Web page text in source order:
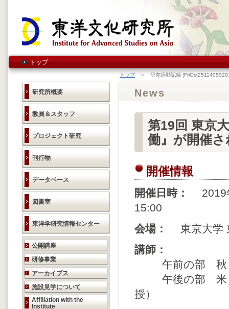
トップ
研究所概要
教員＆スタッフ
プロジェクト研究
刊行物
データベース
図書室
東洋学研究情報センター
研究活動のご案内
公開講座
研修事業
アーカイブス
施設見学について
Affiliation with the
Institute
トップ＞ 研究活動記録
News
第19回 東京
働』が開催
開催情報
開催日時：
2019
15:00
会場：
東京大学
講師：
午前の部 秋
午後の部 米 野
授）